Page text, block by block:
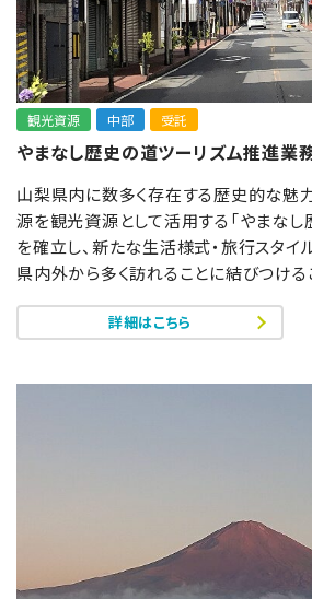
観光資源 中部 受託
やまなし歴史の道ツーリズム推進業
山梨県内に数多く存在する歴史的な魅
源を観光資源として活用する「やまなし
を確立し、新たな生活様式・旅行スタ
県内外から多く訪れることに結びつける
詳細はこちら